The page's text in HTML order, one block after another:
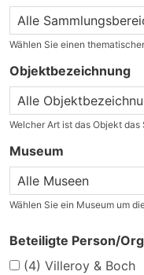
Wählen Sie einen
Objektbezeichnung
Welcher Art ist das Objekt das
Museum
Wählen Sie ein Museum um
Beteiligte Person/
(4) Villeroy & Boch